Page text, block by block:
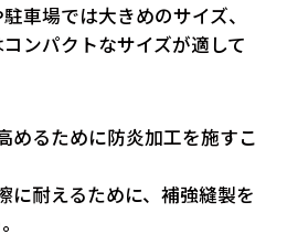
車場では大きめのサイズ、
ンパクトなサイズが適して
めるために防炎加工を施すこ
に耐えるために、補強縫製を